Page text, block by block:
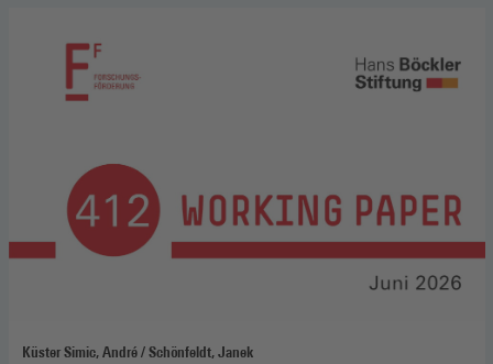
Küster Simic, André / Schönfeldt, Janek